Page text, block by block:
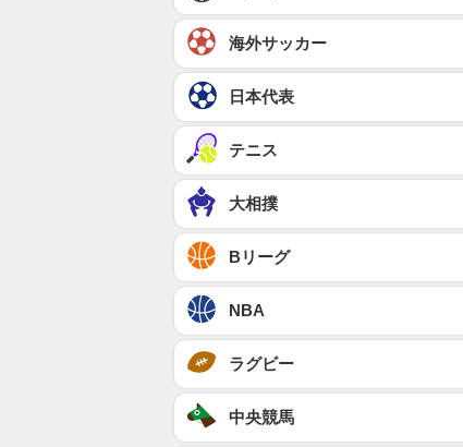
海外サッカー
日本代表
テニス
大相撲
Bリーグ
NBA
ラグビー
中央競馬